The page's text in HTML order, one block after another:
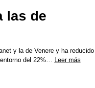
las de
y la de Venere y ha reducido
del 22%… Leer más